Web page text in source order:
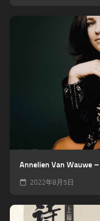
Annelien Van Wauwe
2022年8月5日